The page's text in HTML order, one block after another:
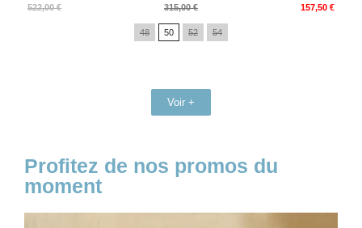
522,00 €
Prix
315,00 € 157,50 €
Prix
48 50 52 54
Voir +
Profitez de nos promos du
moment